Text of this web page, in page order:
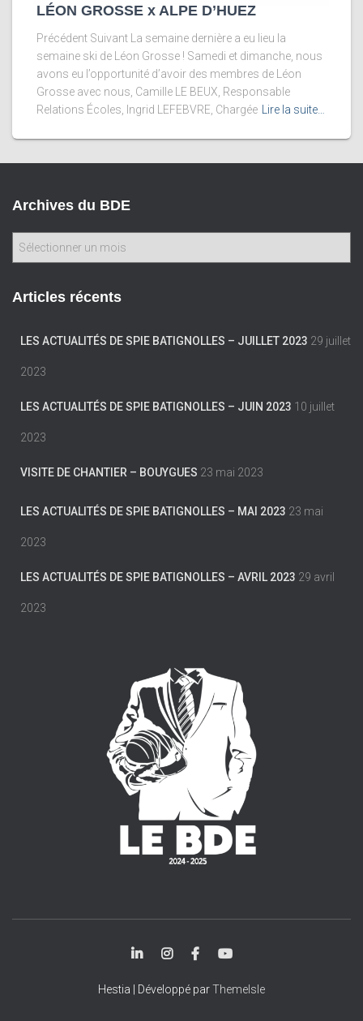
LÉON GROSSE x ALPE D’HUEZ
Précédent Suivant La semaine dernière a eu lieu la
semaine ski de Léon Grosse ! Samedi et dimanche, nous
avons eu l’opportunité d’avoir des membres de Léon
Grosse avec nous, Camille LE BEUX, Responsable
Relations Écoles, Ingrid LEFEBVRE, Chargée Lire la suite…
Archives du BDE
Articles récents
LES ACTUALITÉS DE SPIE BATIGNOLLES – JUILLET 2023 29 juillet
2023
LES ACTUALITÉS DE SPIE BATIGNOLLES – JUIN 2023 10 juillet
2023
VISITE DE CHANTIER – BOUYGUES 23 mai 2023
LES ACTUALITÉS DE SPIE BATIGNOLLES – MAI 2023 23 mai
2023
LES ACTUALITÉS DE SPIE BATIGNOLLES – AVRIL 2023 29 avril
2023
Hestia | Développé parThemeIsle